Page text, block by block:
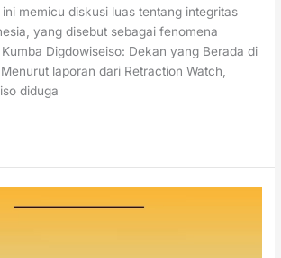
memicu diskusi luas tentang integritas
yang disebut sebagai fenomena
Kumba Digdowiseiso: Dekan yang Berada di
laporan dari Retraction Watch,
diduga